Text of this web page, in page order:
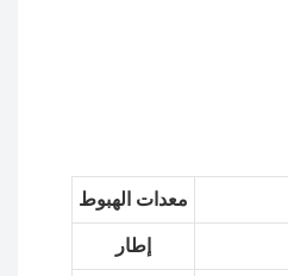
معدات الهبوط
إطار